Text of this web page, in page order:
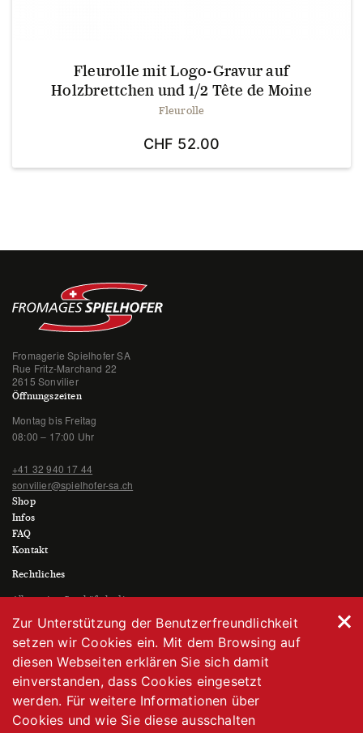
Fleurolle mit Logo-Gravur auf
Holzbrettchen und 1/2 Tête de Moine
Fleurolle
CHF 52.00
Fromagerie Spielhofer SA
Rue Fritz-Marchand 22
2615 Sonvilier
Öffnungszeiten
Montag bis Freitag
08:00 – 17:00 Uhr
+41 32 940 17 44
sonvilier@spielhofer-sa.ch
Shop
Infos
FAQ
Kontakt
Rechtliches
Allgemeine Geschäftsbedingungen
Datenschutzerklärung
Zur Unterstützung der Benutzerfreundlichkeit
setzen wir Cookies ein. Mit dem Browsing auf
diesen Webseiten erklären Sie sich damit
einverstanden, dass Cookies eingesetzt
werden. Für weitere Informationen über
Cookies und wie Sie diese ausschalten